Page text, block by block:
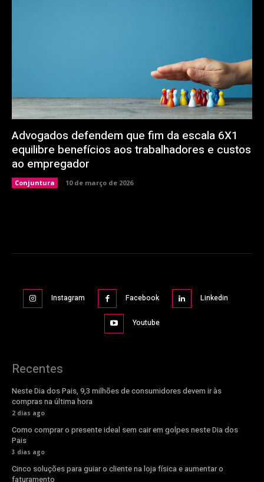
Advogados defendem que fim da escala 6X1
equilibre benefícios aos trabalhadores e custos
ao empregador
Conjuntura 10 de março de 2026
Instagram Facebook Linkedin
Youtube
Recentes
Neste Dia dos Pais, 9,3 milhões de consumidores devem ir às
compras na última hora
2 dias ago
Como comprar o presente ideal sem cair em golpes neste Dia dos
Pais
3 dias ago
Cinco soluções para guiar o cliente na loja física e aumentar o
faturamento